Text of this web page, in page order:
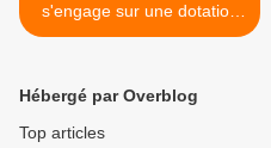
s'engage sur une dotation
de 1 md EUR "en 2015", "si
Hébergé par Overblog
Top articles